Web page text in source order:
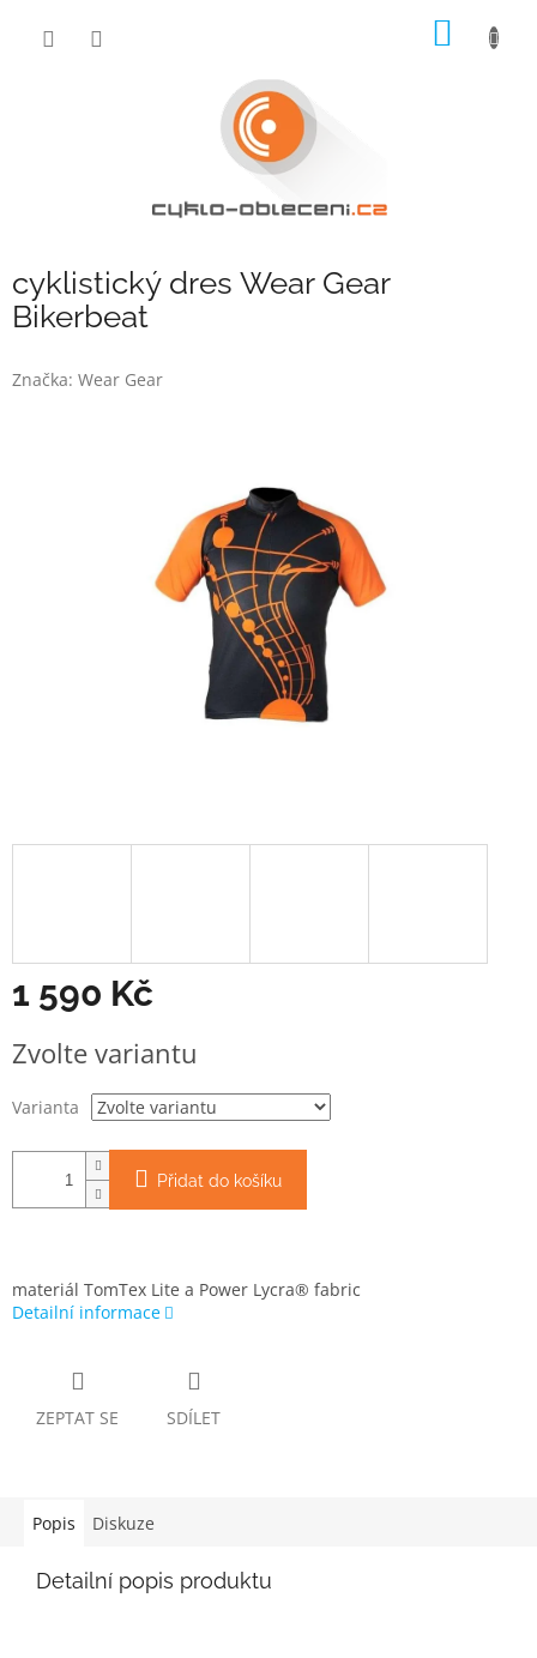
cyklistický dres Wear Gear
Bikerbeat
Značka: Wear Gear
1 590 Kč
cena:
Zvolte variantu
Varianta
Přidat do košíku
materiál TomTex Lite a Power Lycra® fabric
Detailní informace
ZEPTAT SE SDÍLET
Popis Diskuze
Detailní popis produktu